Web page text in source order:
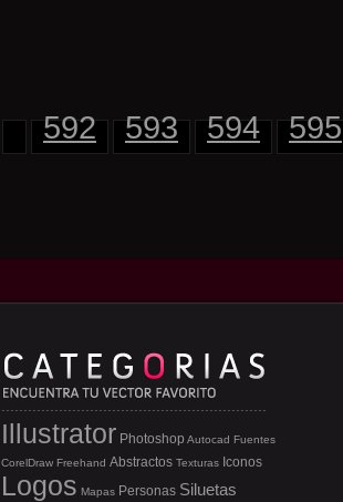
592 593 594 595
Illustrator Photoshop Autocad Fuentes
CorelDraw Freehand Abstractos Texturas Iconos
Logos Mapas Personas Siluetas